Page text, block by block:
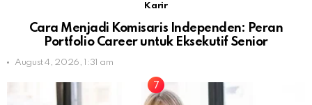
Karir
Cara Menjadi Komisaris Independen: Peran
Portfolio Career untuk Eksekutif Senior
August 4, 2026, 1:31 am